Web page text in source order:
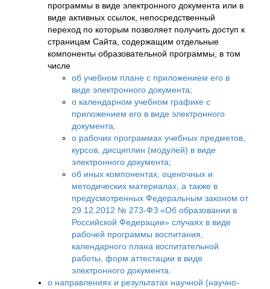
программы в виде электронного документа или в
виде активных ссылок, непосредственный
переход по которым позволяет получить доступ к
страницам Сайта, содержащим отдельные
компоненты образовательной программы, в том
числе
об учебном плане с приложением его в
виде электронного документа;
о календарном учебном графике с
приложением его в виде электронного
документа;
о рабочих программах учебных предметов,
курсов, дисциплин (модулей) в виде
электронного документа;
об иных компонентах, оценочных и
методических материалах, а также в
предусмотренных Федеральным законом от
29.12.2012 № 273-ФЗ «Об образовании в
Российской Федерации» случаях в виде
рабочей программы воспитания,
календарного плана воспитательной
работы, форм аттестации в виде
электронного документа.
о направлениях и результатах научной (научно-